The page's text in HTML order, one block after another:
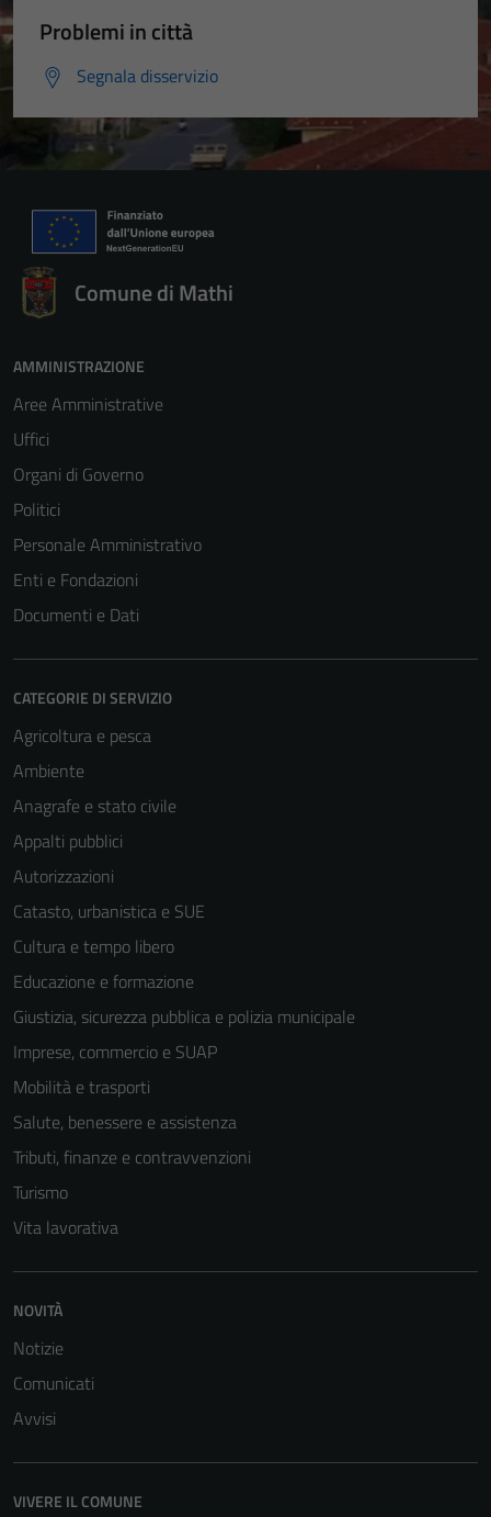
Problemi in città
Segnala disservizio
Comune di Mathi
AMMINISTRAZIONE
Aree Amministrative
Uffici
Organi di Governo
Politici
Personale Amministrativo
Enti e Fondazioni
Documenti e Dati
CATEGORIE DI SERVIZIO
Agricoltura e pesca
Ambiente
Anagrafe e stato civile
Appalti pubblici
Autorizzazioni
Catasto, urbanistica e SUE
Cultura e tempo libero
Educazione e formazione
Giustizia, sicurezza pubblica e polizia municipale
Imprese, commercio e SUAP
Mobilità e trasporti
Salute, benessere e assistenza
Tributi, finanze e contravvenzioni
Turismo
Vita lavorativa
NOVITÀ
Notizie
Comunicati
Avvisi
VIVERE IL COMUNE